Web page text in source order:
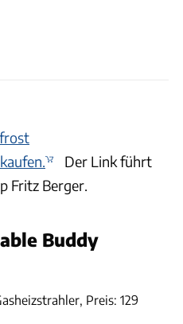
Der Link führt
Fritz Berger.
Buddy
Preis: 129